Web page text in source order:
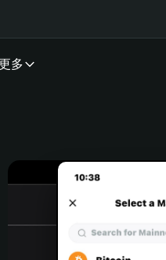
多